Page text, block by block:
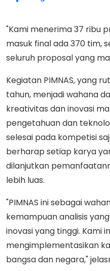
"Kami menerima 37 ribu
masuk final ada 370 tim,
seluruh proposal yang
Kegiatan PIMNAS, yang
tahun, menjadi wahana
kreativitas dan inovasi
pengetahuan dan
selesai pada kompetisi
berharap setiap karya
dilanjutkan
lebih luas.
"PIMNAS ini sebagai
kemampuan analisis
inovasi yang tinggi. Kami
mengimplementasikan
bangsa dan negara,"